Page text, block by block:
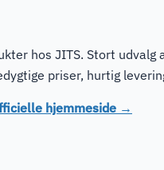
hos JITS. Stort
priser, hurtig
hjemmeside →